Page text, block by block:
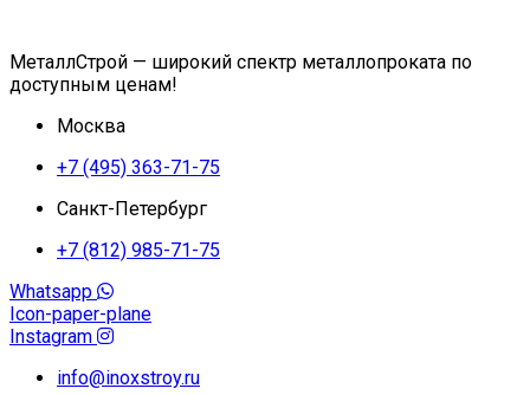
МеталлСтрой — широкий спектр металлопроката по
доступным ценам!
Москва
+7 (495) 363-71-75
Санкт-Петербург
+7 (812) 985-71-75
Whatsapp
Icon-paper-plane
Instagram
info@inoxstroy.ru